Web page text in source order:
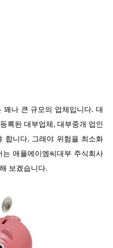
나 큰 규모의 업체입니다. 대
록된 대부업체, 대부중개 업인
합니다. 그래야 위험을 최소화
애플에이엠씨대부 주식회사
보겠습니다.